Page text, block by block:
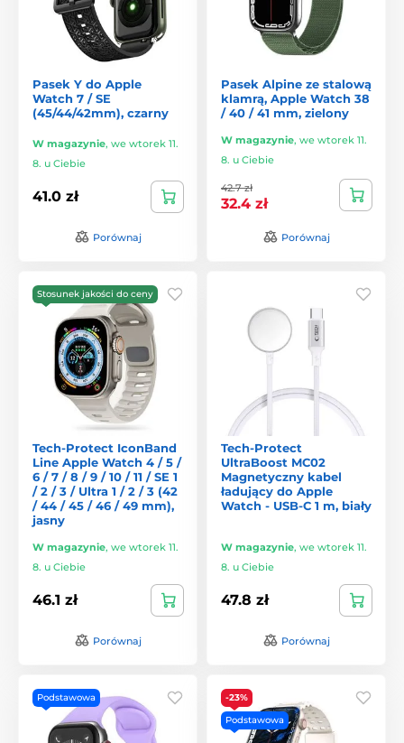
Pasek Y do Apple
Watch 7 / SE
(45/44/42mm), czarny
W magazynie, we wtorek 11.
8. u Ciebie
41.0 zł
Porównaj
Pasek Alpine ze stalową
klamrą, Apple Watch 38
/ 40 / 41 mm, zielony
W magazynie, we wtorek 11.
8. u Ciebie
42.7 zł
32.4 zł
Porównaj
Stosunek jakości do ceny
Tech-Protect IconBand
Line Apple Watch 4 / 5 /
6 / 7 / 8 / 9 / 10 / 11 / SE 1
/ 2 / 3 / Ultra 1 / 2 / 3 (42
/ 44 / 45 / 46 / 49 mm),
jasny
W magazynie, we wtorek 11.
8. u Ciebie
46.1 zł
Porównaj
Tech-Protect
UltraBoost MC02
Magnetyczny kabel
ładujący do Apple
Watch - USB-C 1 m, biały
W magazynie, we wtorek 11.
8. u Ciebie
47.8 zł
Porównaj
Podstawowa
-23%
Podstawowa